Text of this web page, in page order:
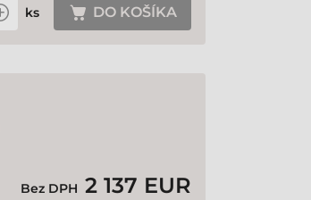
ks DO KOŠÍKA
Bez DPH 2 137 EUR